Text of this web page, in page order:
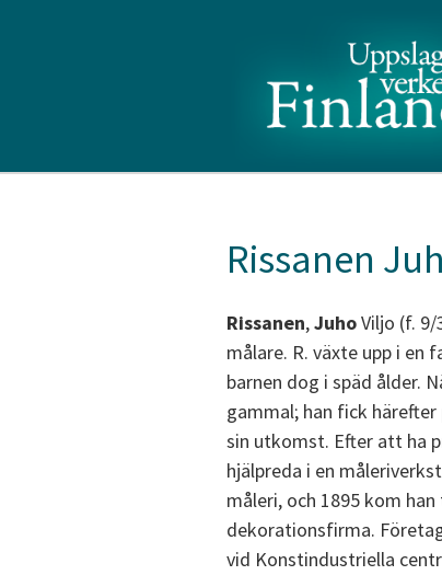
Rissanen
Rissanen,JuhoViljo (f. 9/
målare. R. växte upp i
barnen dog i späd ålder.
gammal; han fick
sin utkomst. Efter att ha
hjälpreda i en
måleri, och 1895 kom
dekorationsfirma.
vid Konstindustriella